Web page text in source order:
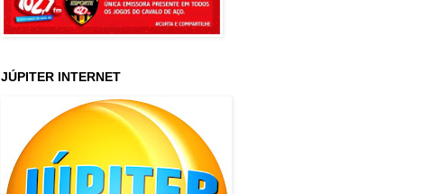
JÚPITER INTERNET